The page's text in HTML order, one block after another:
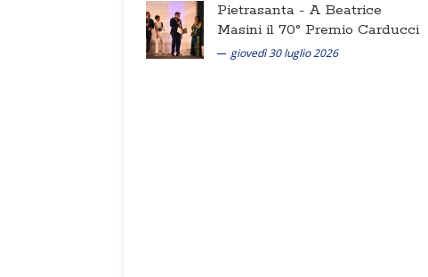
Pietrasanta - A Beatrice
Masini il 70° Premio Carducci
giovedì 30 luglio 2026